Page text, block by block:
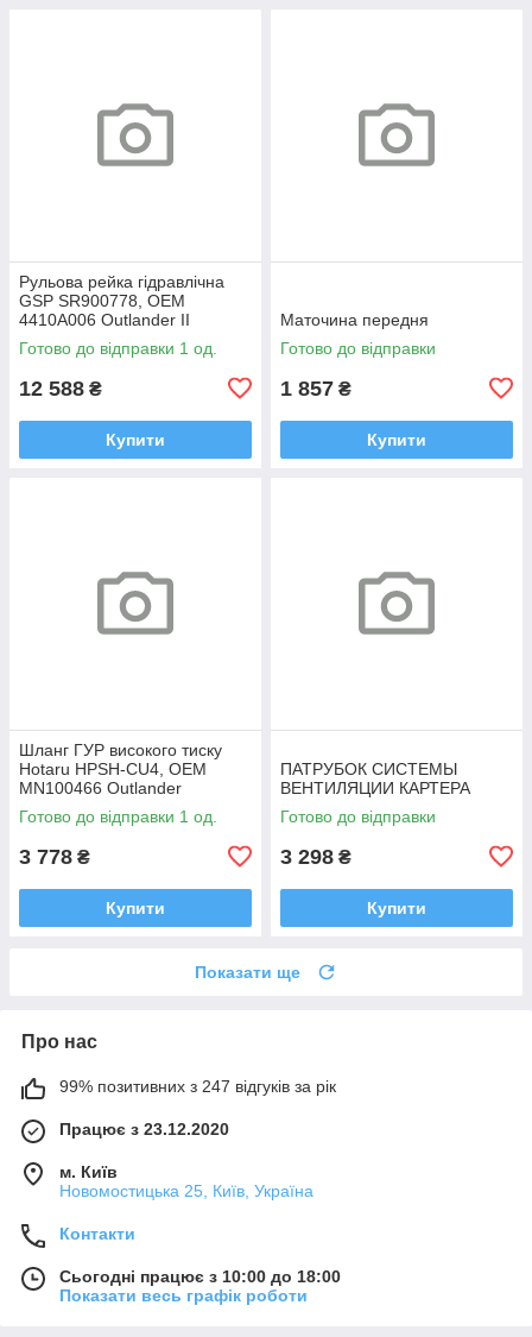
Рульова рейка гідравлічна
GSP SR900778, OEM
4410A006 Outlander II
Готово до відправки 1 од.
12 588 ₴
Купити
Маточина передня
Готово до відправки
1 857 ₴
Купити
Шланг ГУР високого тиску
Hotaru HPSH-CU4, OEM
MN100466 Outlander
Готово до відправки 1 од.
3 778 ₴
Купити
ПАТРУБОК СИСТЕМЫ
ВЕНТИЛЯЦИИ КАРТЕРА
Готово до відправки
3 298 ₴
Купити
Показати ще
Про нас
99% позитивних з 247 відгуків за рік
Працює з 23.12.2020
м. Київ
Новомостицька 25, Київ, Україна
Контакти
Сьогодні працює з 10:00 до 18:00
Показати весь графік роботи